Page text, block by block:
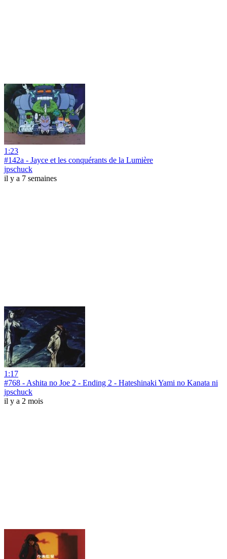
1:23
#142a - Jayce et les conquérants de la Lumière
jpschuck
il y a 7 semaines
1:17
#768 - Ashita no Joe 2 - Ending 2 - Hateshinaki Yami no Kanata ni
jpschuck
il y a 2 mois